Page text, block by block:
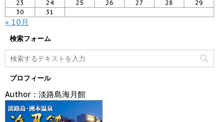
23
24 25 26 27 28
29
30
31
« 10月
検索フォーム
プロフィール
Author：淡路島海月館